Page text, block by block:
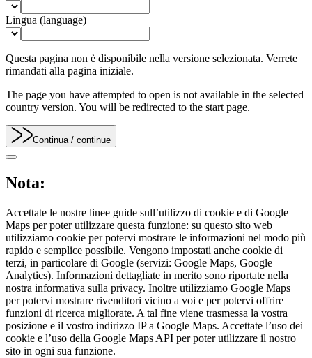
Lingua (language)
Questa pagina non è disponibile nella versione selezionata. Verrete
rimandati alla pagina iniziale.
The page you have attempted to open is not available in the selected
country version. You will be redirected to the start page.
Continua / continue
Nota:
Accettate le nostre linee guide sull’utilizzo di cookie e di Google
Maps per poter utilizzare questa funzione: su questo sito web
utilizziamo cookie per potervi mostrare le informazioni nel modo più
rapido e semplice possibile. Vengono impostati anche cookie di
terzi, in particolare di Google (servizi: Google Maps, Google
Analytics). Informazioni dettagliate in merito sono riportate nella
nostra informativa sulla privacy. Inoltre utilizziamo Google Maps
per potervi mostrare rivenditori vicino a voi e per potervi offrire
funzioni di ricerca migliorate. A tal fine viene trasmessa la vostra
posizione e il vostro indirizzo IP a Google Maps. Accettate l’uso dei
cookie e l’uso della Google Maps API per poter utilizzare il nostro
sito in ogni sua funzione.